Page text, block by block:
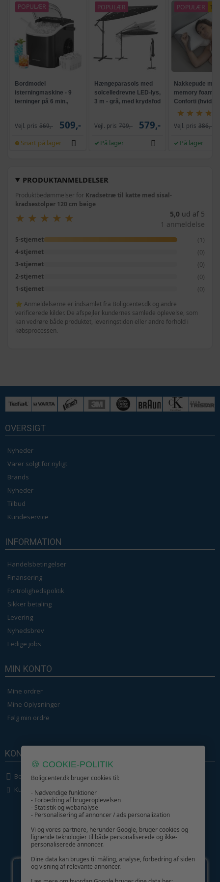
PRODUKTANMELDELSER
Produktbedømmelser for Kradsetræ til katte med sisal-
kradsestolper 120 cm beige
★
★ ★
★ ★
★ ★
★ ★
★ 5,0 ud af 5
1 anmeldelse
5-stjernet (1)
4-stjernet (0)
3-stjernet (0)
2-stjernet (0)
1-stjernet (0)
⭐ Anmeldelserne er indsamlet fra Boligcenter.dk og andre
verificerede kilder. De afspejler kundernes samlede oplevelse, som
kan vedrøre både produktet, leveringstiden eller andre forhold i
købsprocessen.
POPULÆR
Bordmodel
isterningmaskine - 9
terninger på 6 min.,
Vejl. pris 569,- 509,-
Snart på lager
POPULÆR
Hængeparasols med
solcelledrevne LED-lys,
3 m - grå, med krydsfod
Vejl. pris 709,- 579,-
På lager
POPULÆR
Nakkepude med
memory foam -
Conforti (hvid/
Vejl. pris 386,-
På lager
OVERSIGT
Nyheder
Varer solgt for nyligt
Brands
Nyheder
Tilbud
Kundeservice
INFORMATION
Handelsbetingelser
Finansering
Fortrolighedspolitik
Sikker betaling
Levering
Nyhedsbrev
Ledige jobs
MIN KONTO
Mine ordrer
Mine Oplysninger
Følg min ordre
KONTAKT OS
Boligcenter.dk
Kundeservice
GIV GLÆDE MED ET GAVEKORT!
🍪 COOKIE-POLITIK
Boligcenter.dk bruger cookies til:
- Nødvendige funktioner
- Forbedring af brugeroplevelsen
- Statistik og webanalyse
- Personalisering af annoncer / ads personalization
Vi og vores partnere, herunder Google, bruger cookies og
lignende teknologier til både personaliserede og ikke-
personaliserede annoncer.
Dine data kan bruges til måling, analyse, forbedring af siden
og visning af relevante annoncer.